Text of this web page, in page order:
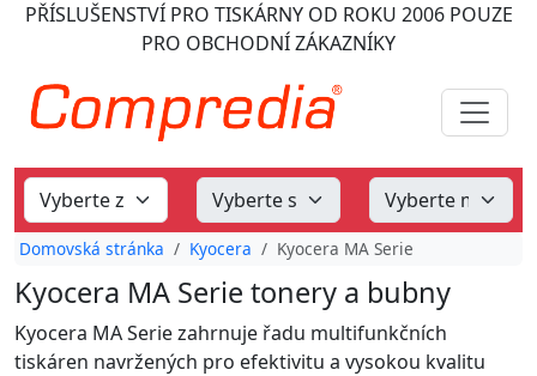
PŘÍSLUŠENSTVÍ PRO TISKÁRNY OD ROKU 2006POUZE
PRO OBCHODNÍ ZÁKAZNÍKY
Domovská stránka Kyocera Kyocera MA Serie
Kyocera MA Serie tonery a bubny
Kyocera MA Serie zahrnuje řadu multifunkčních
tiskáren navržených pro efektivitu a vysokou kvalitu